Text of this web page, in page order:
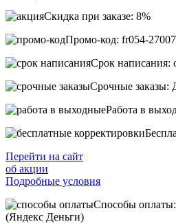
Скидка при заказе: 8%
Промо-код: fr054-
Срок написания:
Срочные заказы:
Работа в
Перейти на сайт
об акции
Подробные условия
Способы
(Яндекс Деньги)